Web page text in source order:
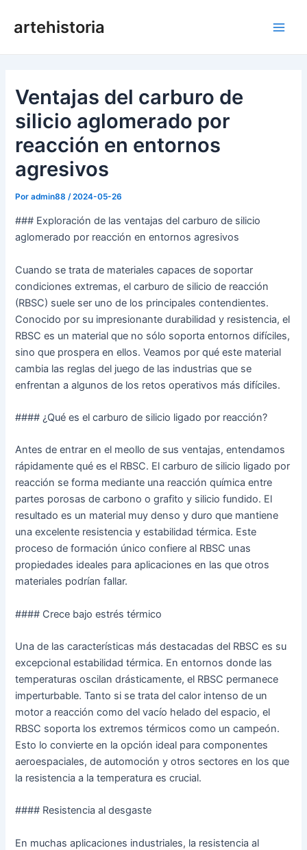
artehistoria
Ventajas del carburo de
silicio aglomerado por
reacción en entornos
agresivos
Poradmin88 /2024-05-26
### Exploración de las ventajas del carburo de silicio
aglomerado por reacción en entornos agresivos
Cuando se trata de materiales capaces de soportar
condiciones extremas, el carburo de silicio de reacción
(RBSC) suele ser uno de los principales contendientes.
Conocido por su impresionante durabilidad y resistencia, el
RBSC es un material que no sólo soporta entornos difíciles,
sino que prospera en ellos. Veamos por qué este material
cambia las reglas del juego de las industrias que se
enfrentan a algunos de los retos operativos más difíciles.
#### ¿Qué es el carburo de silicio ligado por reacción?
Antes de entrar en el meollo de sus ventajas, entendamos
rápidamente qué es el RBSC. El carburo de silicio ligado por
reacción se forma mediante una reacción química entre
partes porosas de carbono o grafito y silicio fundido. El
resultado es un material muy denso y duro que mantiene
una excelente resistencia y estabilidad térmica. Este
proceso de formación único confiere al RBSC unas
propiedades ideales para aplicaciones en las que otros
materiales podrían fallar.
#### Crece bajo estrés térmico
Una de las características más destacadas del RBSC es su
excepcional estabilidad térmica. En entornos donde las
temperaturas oscilan drásticamente, el RBSC permanece
imperturbable. Tanto si se trata del calor intenso de un
motor a reacción como del vacío helado del espacio, el
RBSC soporta los extremos térmicos como un campeón.
Esto lo convierte en la opción ideal para componentes
aeroespaciales, de automoción y otros sectores en los que
la resistencia a la temperatura es crucial.
#### Resistencia al desgaste
En muchas aplicaciones industriales, la resistencia al